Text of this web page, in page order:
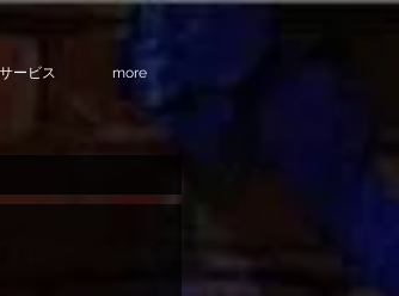
サービス more